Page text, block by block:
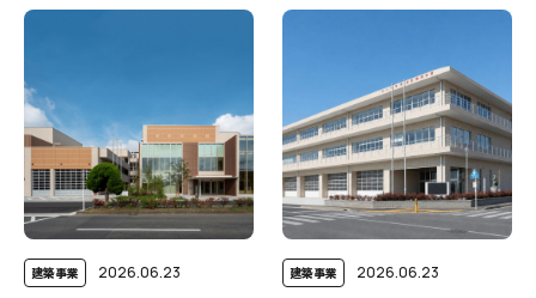
建築事業 2026.06.23 建築事業 2026.06.23